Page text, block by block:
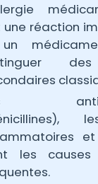
une réaction
et
les